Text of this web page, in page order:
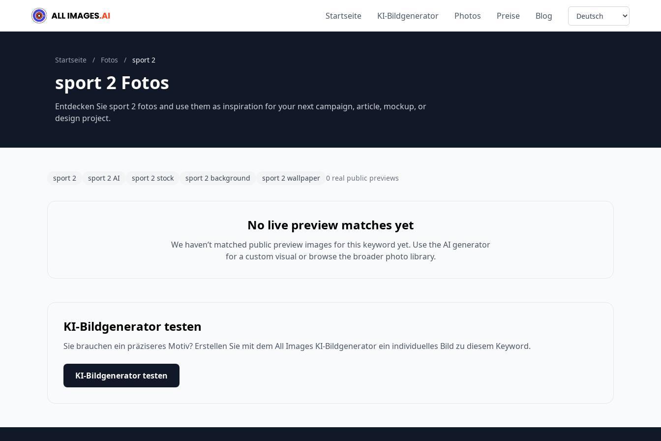
Startseite KI-Bildgenerator Photos Preise Blog Language
Startseite / Fotos / sport 2
sport 2 Fotos
Entdecken Sie sport 2 fotos and use them as inspiration for your next campaign, article, mockup, or
design project.
sport 2 sport 2 AI sport 2 stock sport 2 background sport 2 wallpaper 0 real public previews
No live preview matches yet
We haven’t matched public preview images for this keyword yet. Use the AI generator
for a custom visual or browse the broader photo library.
KI-Bildgenerator testen
Sie brauchen ein präziseres Motiv? Erstellen Sie mit dem All Images KI-Bildgenerator ein individuelles Bild zu diesem Keyword.
KI-Bildgenerator testen